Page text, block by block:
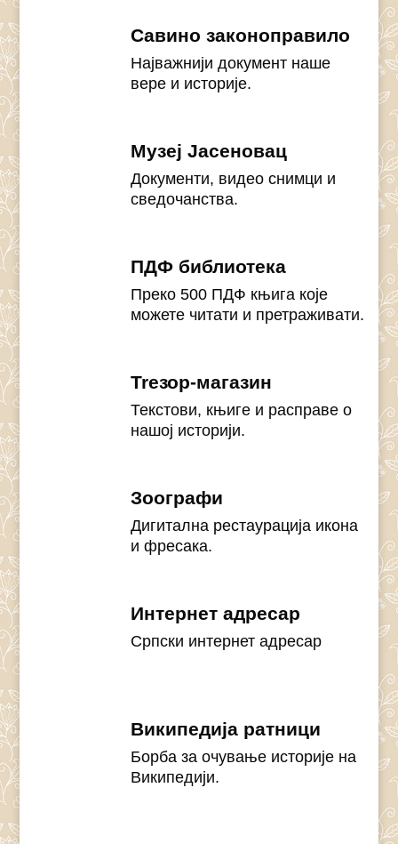
Савино законоправило
Најважнији документ наше
вере и историје.
Музеј Јасеновац
Документи, видео снимци и
сведочанства.
ПДФ библиотека
Преко 500 ПДФ књига које
можете читати и претраживати.
Treзор-магазин
Текстови, књиге и расправе о
нашој историји.
Зоографи
Дигитална рестаурација икона
и фресака.
Интернет адресар
Српски интернет адресар
Википедија ратници
Борба за очување историје на
Википедији.